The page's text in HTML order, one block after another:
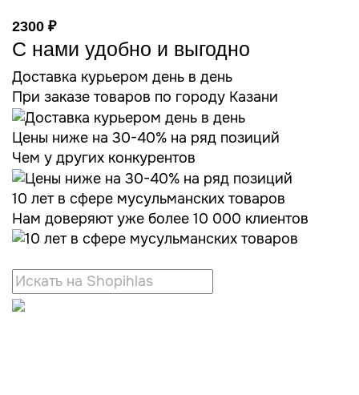
2300 ₽
С нами удобно и выгодно
Доставка курьером день в день
При заказе товаров по городу Казани
Цены ниже на 30-40% на ряд позиций
Чем у других конкурентов
10 лет в сфере мусульманских товаров
Нам доверяют уже более 10 000 клиентов